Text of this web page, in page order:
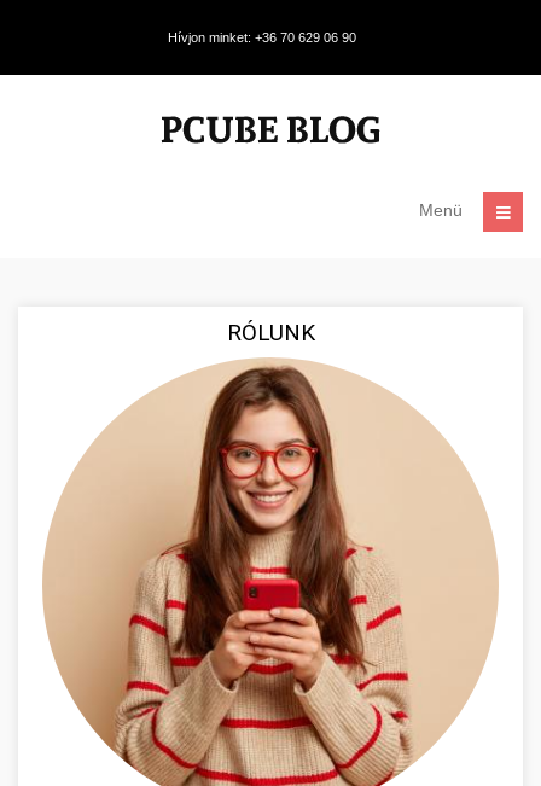
Hívjon minket: +36 70 629 06 90
Menü
RÓLUNK